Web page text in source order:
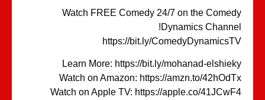
Watch FREE Comedy 24/7 on the
Dynamics
https://bit.ly/
Learn More: https://bit.ly/mohanad-
Watch on Amazon: https://amzn.to/
Watch on Apple TV: https://apple.co/